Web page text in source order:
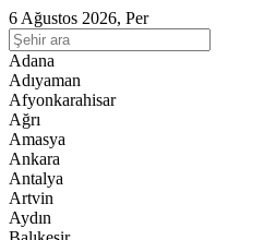
6 Ağustos 2026, Per
Adana
Adıyaman
Afyonkarahisar
Ağrı
Amasya
Ankara
Antalya
Artvin
Aydın